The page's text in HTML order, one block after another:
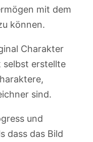
mit dem
können.
Charakter
selbst erstellte
sind.
und
dass das Bild